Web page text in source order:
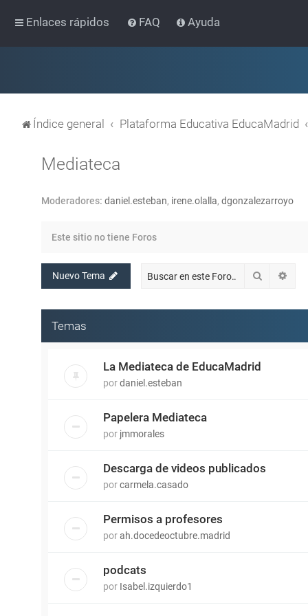
Enlaces rápidos FAQ Ayuda
Índice general Plataforma Educativa EducaMadrid
Mediateca
Moderadores: daniel.esteban, irene.olalla, dgonzalezarroyo
Este sitio no tiene Foros
Nuevo Tema Buscar
Temas
La Mediateca de EducaMadrid
pordaniel.esteban
Papelera Mediateca
por jmmorales
Descarga de videos publicados
porcarmela.casado
Permisos a profesores
porah.docedeoctubre.madrid
podcats
por Isabel.izquierdo1